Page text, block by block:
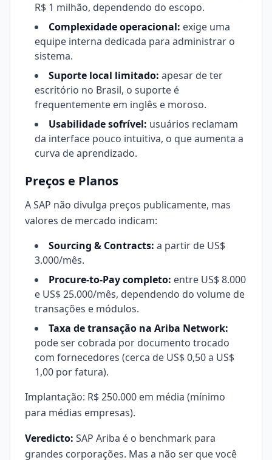
R$ 1 milhão, dependendo do escopo.
Complexidade operacional: exige uma
equipe interna dedicada para administrar o
sistema.
Suporte local limitado: apesar de ter
escritório no Brasil, o suporte é
frequentemente em inglês e moroso.
Usabilidade sofrível: usuários reclamam
da interface pouco intuitiva, o que aumenta a
curva de aprendizado.
Preços e Planos
A SAP não divulga preços publicamente, mas
valores de mercado indicam:
Sourcing & Contracts: a partir de US$
3.000/mês.
Procure-to-Pay completo: entre US$ 8.000
e US$ 25.000/mês, dependendo do volume de
transações e módulos.
Taxa de transação na Ariba Network:
pode ser cobrada por documento trocado
com fornecedores (cerca de US$ 0,50 a US$
1,00 por fatura).
Implantação: R$ 250.000 em média (mínimo
para médias empresas).
Veredicto: SAP Ariba é o benchmark para
grandes corporações. Mas a não ser que você